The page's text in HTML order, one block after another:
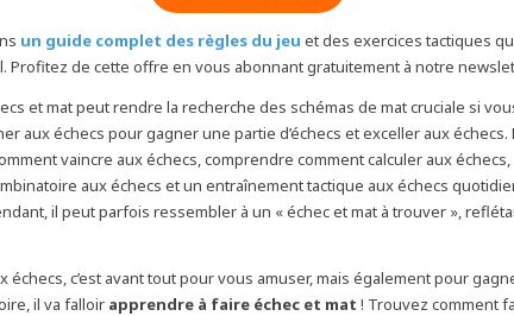
un guide complet des règles du jeu et des exercices tactiques
Profitez de cette offre en vous abonnant gratuitement à notre
et mat peut rendre la recherche des schémas de mat cruciale si
aux échecs pour gagner une partie d’échecs et exceller aux échecs.
vaincre aux échecs, comprendre comment calculer aux échecs,
aux échecs et un entraînement tactique aux échecs
il peut parfois ressembler à un « échec et mat à trouver »,
échecs, c’est avant tout pour vous amuser, mais également pour
il va falloir apprendre à faire échec et mat ! Trouvez comment